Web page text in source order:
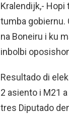
Kralendijk,-
tumba gobiernu.
na Boneiru i ku
inbolbi
Resultado di
2 asiento i M21
tres Diputado